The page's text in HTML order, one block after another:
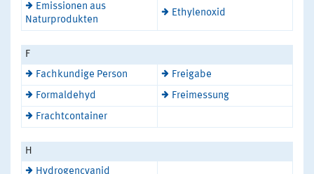
Emissionen aus
Naturprodukten
Ethylenoxid
F
Fachkundige Person
Freigabe
Formaldehyd
Freimessung
Frachtcontainer
H
Hydrogencyanid